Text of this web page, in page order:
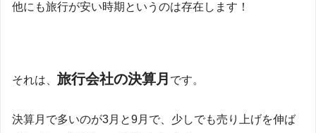
他にも旅行が安い時期というのは存在します！
それは、 旅行会社の決算月 です。
決算月で多いのが3月と9月で、少しでも売り上げを伸ば